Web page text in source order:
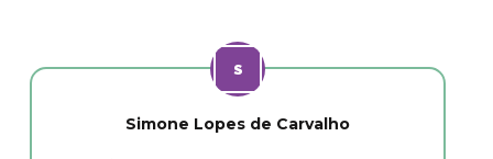
Simone Lopes de Carvalho